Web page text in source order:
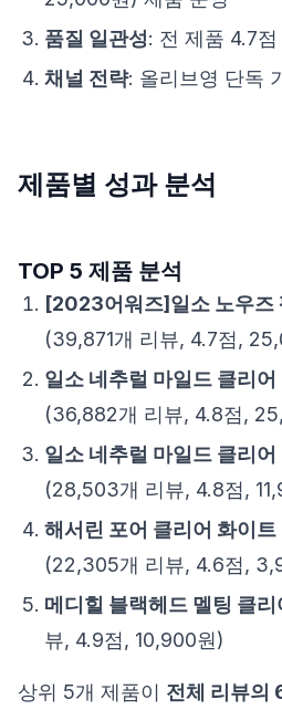
품질 일관성: 전 제품 4.7
채널 전략: 올리브영 단독
제품별 성과 분석
TOP 5 제품 분석
[2023어워즈]일소 노우즈
(39,871개 리뷰, 4.7점,
일소 네추럴 마일드 클리어
(36,882개 리뷰, 4.8점,
일소 네추럴 마일드 클리어
(28,503개 리뷰, 4.8점,
해서린 포어 클리어 화이트
(22,305개 리뷰, 4.6점,
메디힐 블랙헤드 멜팅 클리
뷰, 4.9점, 10,900원)
상위 5개 제품이 전체 리뷰